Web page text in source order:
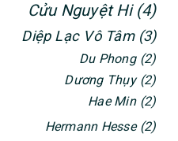
Cửu Nguyệt Hi (4)
Diệp Lạc Vô Tâm (3)
Du Phong (2)
Dương Thụy (2)
Hae Min (2)
Hermann Hesse (2)